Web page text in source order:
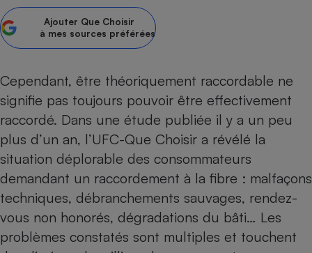
Ajouter Que Choisir
à mes sources préférées
Cependant, être théoriquement raccordable ne
signifie pas toujours pouvoir être effectivement
raccordé. Dans une étude publiée il y a un peu
plus d’un an, l’UFC-Que Choisir a révélé la
situation déplorable des consommateurs
demandant un raccordement à la fibre : malfaçons
techniques, débranchements sauvages, rendez-
vous non honorés, dégradations du bâti… Les
problèmes constatés sont multiples et touchent
bouteille
Banque
Lave-linge
Téléviseur
Téléphone mobile -
Radiateur électrique
Antimoustique